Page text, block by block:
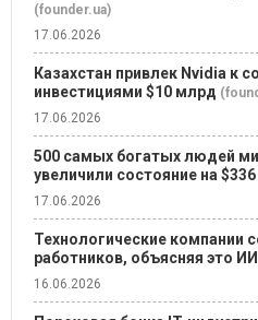
(founder.ua)
17.06.2026
Казахстан привлек Nvidia к
инвестициями $10 млрд
17.06.2026
500 самых богатых людей
увеличили состояние на
17.06.2026
Технологические компании
работников, объясняя это ИИ
16.06.2026